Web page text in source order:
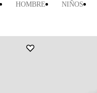
HOMBRE NIÑOS